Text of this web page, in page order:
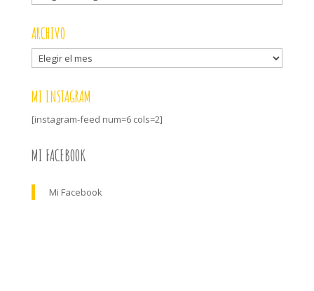
categorías
ARCHIVO
Archivo
MI INSTAGRAM
[instagram-feed num=6 cols=2]
MI FACEBOOK
Mi Facebook